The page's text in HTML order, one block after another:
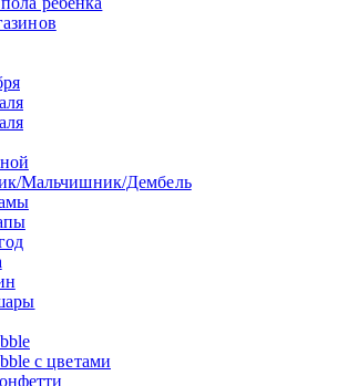
Мальчишник/Дембель
с цветами